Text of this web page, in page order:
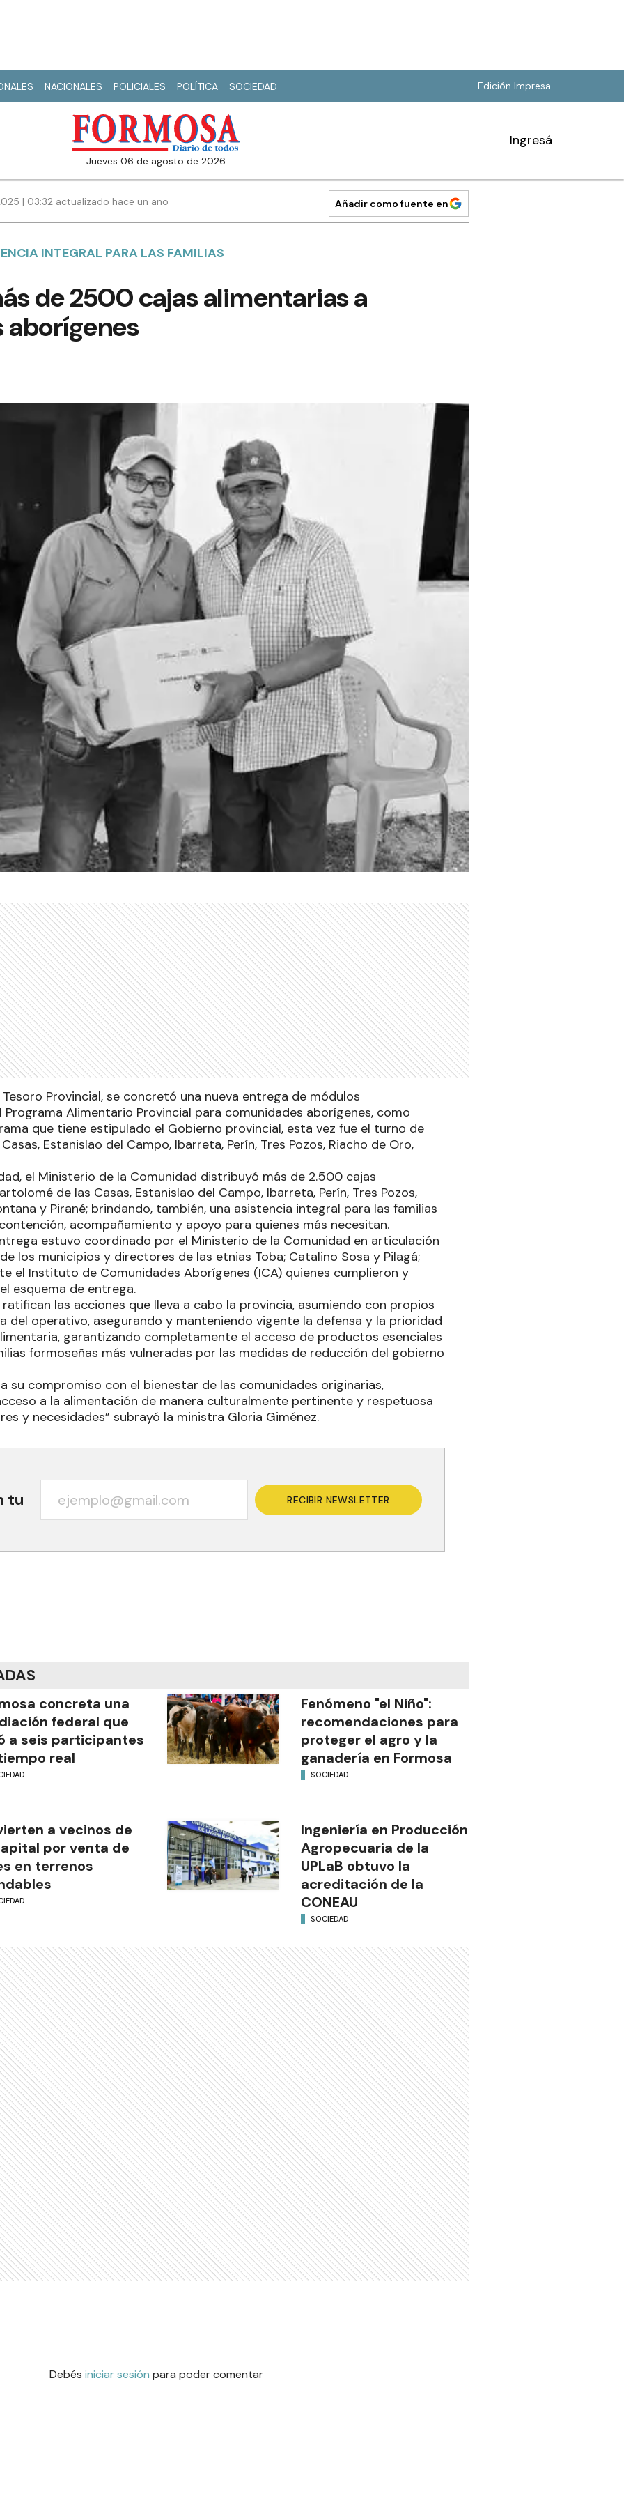
NACIONALES POLICIALES POLÍTICA SOCIEDAD Edición Impresa
jueves 06 de agosto de 2026
Ingresá
| 03:32 actualizado hace un año Añadir como fuente en
INTEGRAL PARA LAS FAMILIAS
de 2500 cajas alimentarias a
Provincial, se concretó una nueva entrega de módulos
Alimentario Provincial para comunidades aborígenes, como
que tiene estipulado el Gobierno provincial, esta vez fue el turno de
Estanislao del Campo, Ibarreta, Perín, Tres Pozos, Riacho de Oro,
el Ministerio de la Comunidad distribuyó más de 2.500 cajas
de las Casas, Estanislao del Campo, Ibarreta, Perín, Tres Pozos,
y Pirané; brindando, también, una asistencia integral para las familias
acompañamiento y apoyo para quienes más necesitan.
estuvo coordinado por el Ministerio de la Comunidad en articulación
los municipios y directores de las etnias Toba; Catalino Sosa y Pilagá;
el Instituto de Comunidades Aborígenes (ICA) quienes cumplieron y
esquema de entrega.
las acciones que lleva a cabo la provincia, asumiendo con propios
del operativo, asegurando y manteniendo vigente la defensa y la prioridad
garantizando completamente el acceso de productos esenciales
formoseñas más vulneradas por las medidas de reducción del gobierno
su compromiso con el bienestar de las comunidades originarias,
a la alimentación de manera culturalmente pertinente y respetuosa
y necesidades” subrayó la ministra Gloria Giménez.
tu RECIBIR NEWSLETTER
concreta una
federal que
a seis participantes
real
Fenómeno "el Niño":
recomendaciones para
proteger el agro y la
ganadería en Formosa
SOCIEDAD
a vecinos de
por venta de
en terrenos
Ingeniería en Producción
Agropecuaria de la
UPLaB obtuvo la
acreditación de la
CONEAU
SOCIEDAD
Debés iniciar sesión para poder comentar